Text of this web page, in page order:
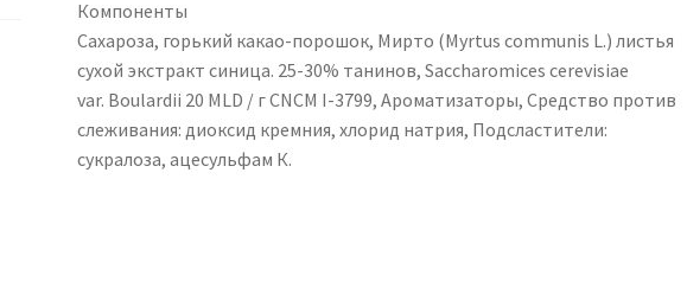
Компоненты
Сахароза, горький какао-порошок, Мирто (Myrtus communis L.) листья
сухой экстракт синица. 25-30% танинов, Saccharomices cerevisiae
var. Boulardii 20 MLD / г CNCM I-3799, Ароматизаторы, Средство против
слеживания: диоксид кремния, хлорид натрия, Подсластители:
сукралоза, ацесульфам К.